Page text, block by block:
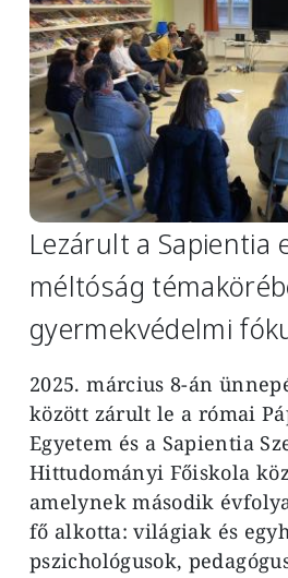
Lezárult a Sapientia
méltóság
gyermekvédelmi
2025. március 8-án
között zárult le a római
Egyetem és a Sapientia
Hittudományi Főiskola
amelynek második
fő alkotta: világiak és
pszichológusok,